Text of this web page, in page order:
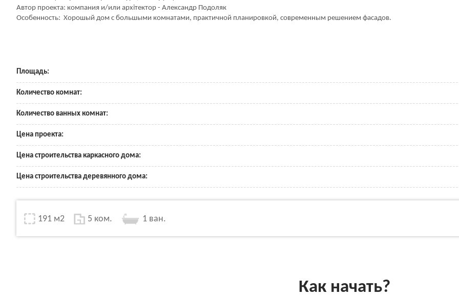
Автор проекта: компания и/или архітектор - Александр Подоляк
Особенность: Хорошый дом с большыми комнатами, практичной планировкой, современным решением фасадов.
Площадь:
Количество комнат:
Количество ванных комнат:
Цена проекта:
Цена строительства каркасного дома:
Цена строительства деревянного дома:
191 м2 5 ком. 1 ван.
Как начать?